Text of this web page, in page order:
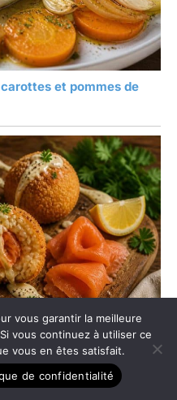
et pommes de
vous garantir la meilleure
vous continuez à utiliser ce
vous en êtes satisfait.
de confidentialité